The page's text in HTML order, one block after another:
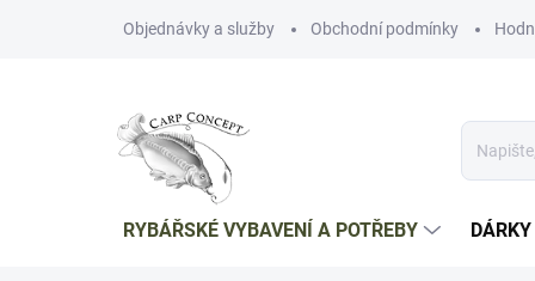
Objednávky a služby Obchodní podmínky
RYBÁŘSKÉ VYBAVENÍ A POTŘEBY